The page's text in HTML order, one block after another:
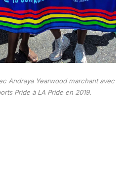
Andraya Yearwood marchant avec
Pride à LA Pride en 2019.